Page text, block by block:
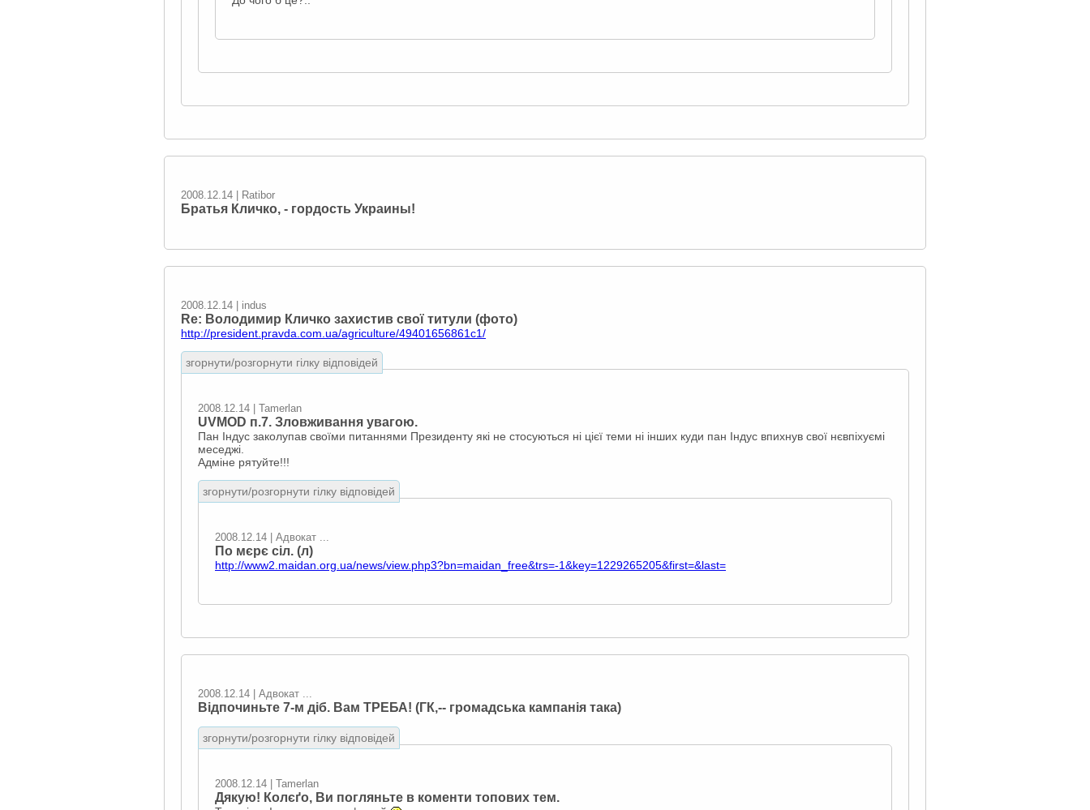
2008.12.14 | Ratibor
Братья Кличко, - гордость Украины!
2008.12.14 | indus
Re: Володимир Кличко захистив свої титули (фото)
http://president.pravda.com.ua/agriculture/49401656861c1/
згорнути/розгорнути гілку відповідей
2008.12.14 | Tamerlan
UVMOD п.7. Зловживання увагою.
Пан Індус заколупав своїми питаннями Президенту які не стосуються ні цієї теми ні інших куди пан Індус впихнув свої нєвпіхуємі
меседжі.
Адміне рятуйте!!!
згорнути/розгорнути гілку відповідей
2008.12.14 | Адвокат ...
По мєрє сіл. (л)
http://www2.maidan.org.ua/news/view.php3?bn=maidan_free&trs=-1&key=1229265205&first=&last=
2008.12.14 | Адвокат ...
Відпочиньте 7-м діб. Вам ТРЕБА! (ГК,-- громадська кампанія така)
згорнути/розгорнути гілку відповідей
2008.12.14 | Tamerlan
Дякую! Колєґо, Ви погляньте в коменти топових тем.